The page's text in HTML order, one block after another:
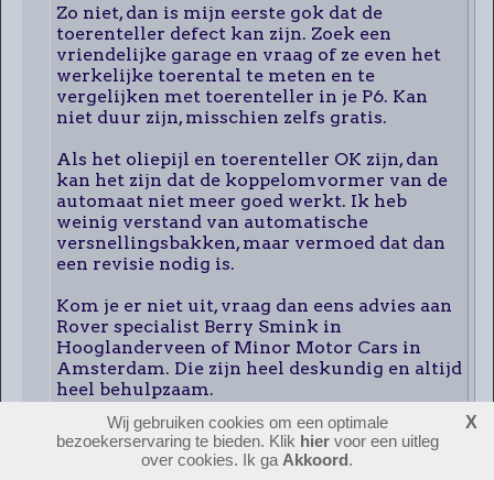
Zo niet, dan is mijn eerste gok dat de
toerenteller defect kan zijn. Zoek een
vriendelijke garage en vraag of ze even het
werkelijke toerental te meten en te
vergelijken met toerenteller in je P6. Kan
niet duur zijn, misschien zelfs gratis.
Als het oliepijl en toerenteller OK zijn, dan
kan het zijn dat de koppelomvormer van de
automaat niet meer goed werkt. Ik heb
weinig verstand van automatische
versnellingsbakken, maar vermoed dat dan
een revisie nodig is.
Kom je er niet uit, vraag dan eens advies aan
Rover specialist Berry Smink in
Hooglanderveen of Minor Motor Cars in
Amsterdam. Die zijn heel deskundig en altijd
heel behulpzaam.
Veel succes.
Wij gebruiken cookies om een optimale
bezoekerservaring te bieden. Klik hiervoor een uitleg
over cookies. Ik ga Akkoord.
X